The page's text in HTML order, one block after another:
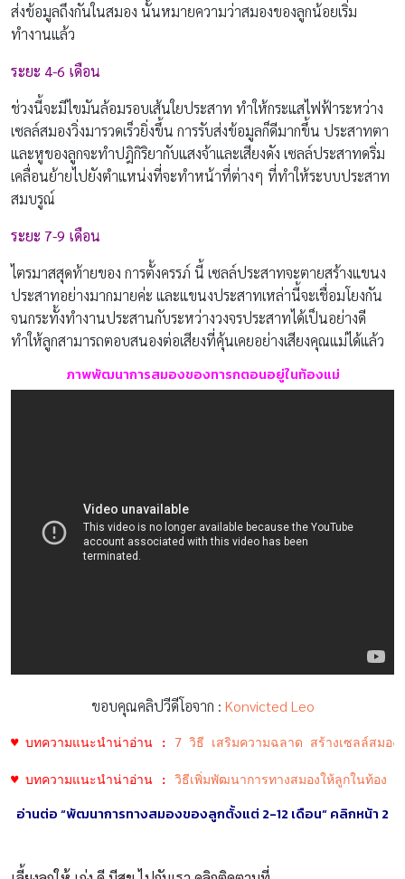
ส่งข้อมูลถึงกันในสมอง นั้นหมายความว่าสมองของลูกน้อยเริ่ม
ทำงานแล้ว
ระยะ 4-6 เดือน
ช่วงนี้จะมีไขมันล้อมรอบเส้นใยประสาท ทำให้กระแสไฟฟ้าระหว่าง
เซลล์สมองวิ่งมารวดเร็วยิ่งขึ้น การรับส่งข้อมูลก็ดีมากขึ้น ประสาทตา
และหูของลูกจะทำปฎิกิริยากับแสงจ้าและเสียงดัง เซลล์ประสาทดริ่ม
เคลื่อนย้ายไปยังตำแหน่งที่จะทำหน้าที่ต่างๆ ที่ทำให้ระบบประสาท
สมบรูณ์
ระยะ 7-9 เดือน
ไตรมาสสุดท้ายของ การตั้งครรภ์ นี้ เซลล์ประสาทจะตายสร้างแขนง
ประสาทอย่างมากมายค่ะ และแขนงประสาทเหล่านี้จะเชื่อมโยงกัน
จนกระทั้งทำงานประสานกับระหว่างวงจรประสาทได้เป็นอย่างดี
ทำให้ลูกสามารถตอบสนองต่อเสียงที่คุ้นเคยอย่างเสียงคุณแม่ได้แล้ว
ภาพพัฒนาการสมองของทารกตอนอยู่ในท้องแม่
ขอบคุณคลิปวีดีโอจาก : Konvicted Leo
♥ บทความแนะนำน่าอ่าน : 7 วิธี เสริมความฉลาด สร้างเซลล์สมอง
♥ บทความแนะนำน่าอ่าน : วิธีเพิ่มพัฒนาการทางสมองให้ลูกในท้อง
อ่านต่อ “พัฒนาการทางสมองของลูกตั้งแต่ 2-12 เดือน” คลิกหน้า 2